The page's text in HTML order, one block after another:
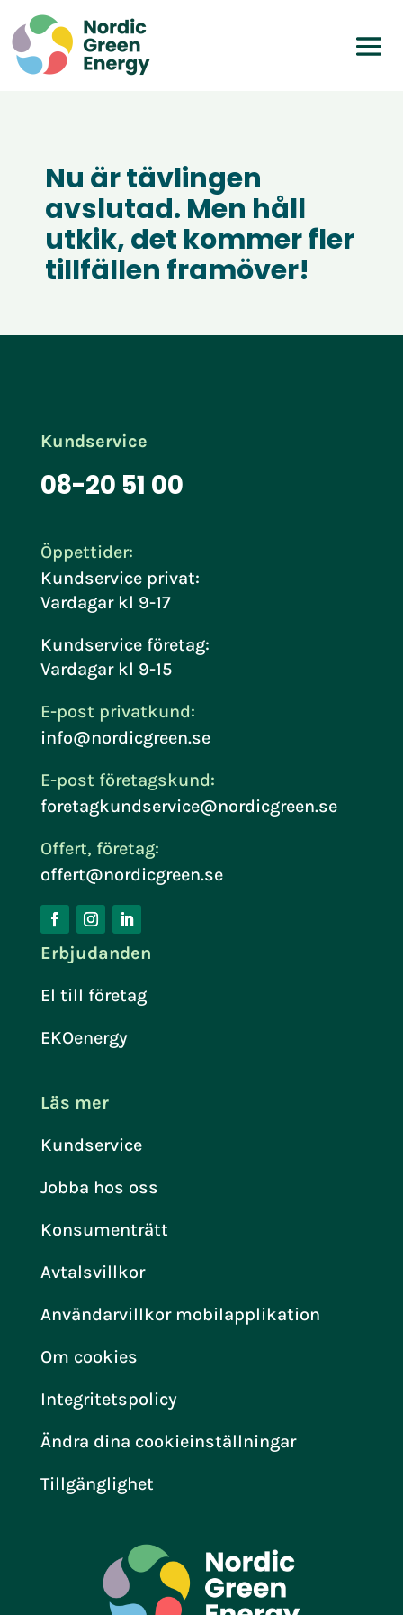
Nu är tävlingen
avslutad. Men håll
utkik, det kommer fler
tillfällen framöver!
Kundservice
08-20 51 00
Öppettider:
Kundservice privat:
Vardagar kl 9-17
Kundservice företag:
Vardagar kl 9-15
E-post privatkund:
info@nordicgreen.se
E-post företagskund:
foretagkundservice@nordicgreen.se
Offert, företag:
offert@nordicgreen.se
Erbjudanden
El till företag
EKOenergy
Läs mer
Kundservice
Jobba hos oss
Konsumenträtt
Avtalsvillkor
Användarvillkor mobilapplikation
Om cookies
Integritetspolicy
Ändra dina cookieinställningar
Tillgänglighet